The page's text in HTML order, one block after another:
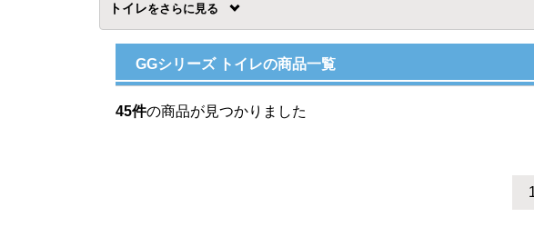
トイレを
GGシリーズ トイレの商品一覧
45件の商品が見つかりました